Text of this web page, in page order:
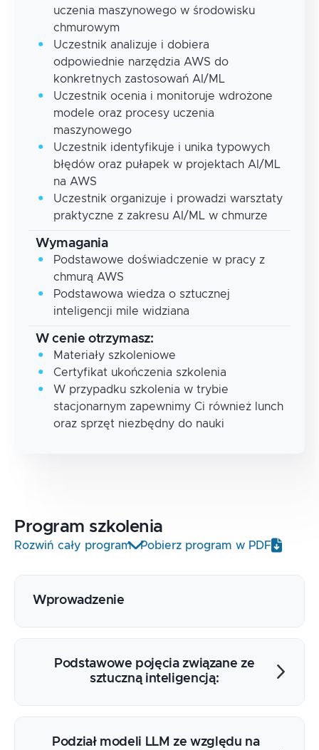
uczenia maszynowego w środowisku
chmurowym
Uczestnik analizuje i dobiera
odpowiednie narzędzia AWS do
konkretnych zastosowań AI/ML
Uczestnik ocenia i monitoruje wdrożone
modele oraz procesy uczenia
maszynowego
Uczestnik identyfikuje i unika typowych
błędów oraz pułapek w projektach AI/ML
na AWS
Uczestnik organizuje i prowadzi warsztaty
praktyczne z zakresu AI/ML w chmurze
Wymagania
Podstawowe doświadczenie w pracy z
chmurą AWS
Podstawowa wiedza o sztucznej
inteligencji mile widziana
W cenie otrzymasz:
Materiały szkoleniowe
Certyfikat ukończenia szkolenia
W przypadku szkolenia w trybie
stacjonarnym zapewnimy Ci również lunch
oraz sprzęt niezbędny do nauki
Program szkolenia
Rozwiń cały program Pobierz program w PDF
Wprowadzenie
Podstawowe pojęcia związane ze
sztuczną inteligencją:
sieci neuronowe
Podział modeli LLM ze względu na